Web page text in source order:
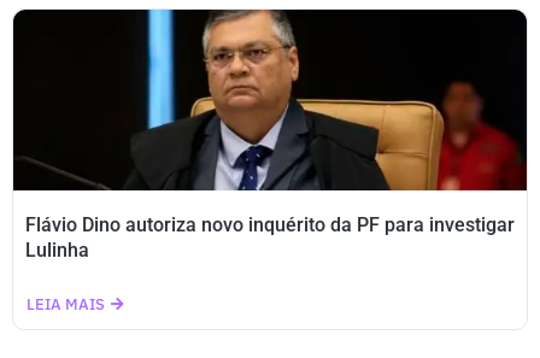
Flávio Dino autoriza novo inquérito da PF para investigar
Lulinha
LEIA MAIS